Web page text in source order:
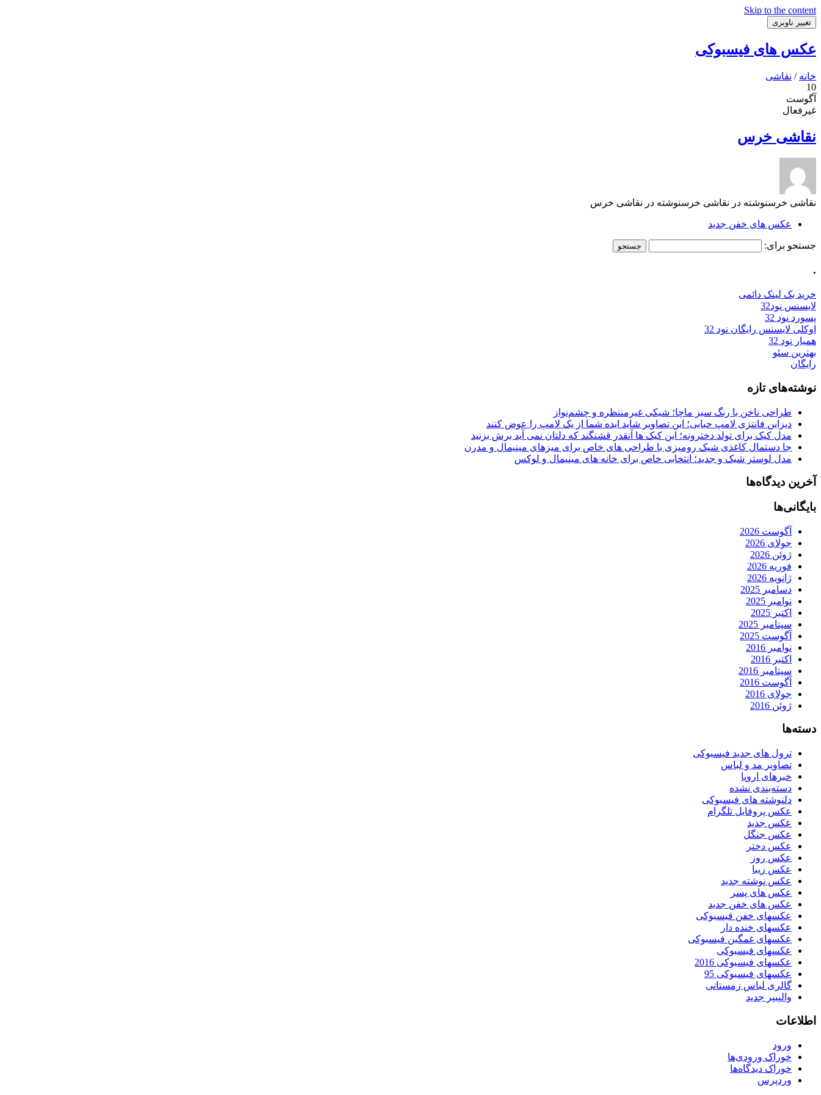
Skip to the content
تغییر ناوبری
عکس های فیسبوکی
خانه / نقاشی
10
آگوست
غیرفعال
نقاشی خرس
نقاشی خرسنوشته در نقاشی خرسنوشته در نقاشی خرس
عکس های خفن جدید
جستجو برای:
.
خرید بک لینک دائمی
لایسنس نود32
پسورد نود 32
اوکلی لایسنس رایگان نود 32
همیار نود 32
بهترین سئو
رایگان
نوشته‌های تازه
طراحی ناخن با رنگ سبز ماچا؛ شیکی غیرمنتظره و چشم‌نواز
دیزاین فانتزی لامپ حبابی؛ این تصاویر شاید ایده شما از یک لامپ را عوض کنند
مدل کیک برای تولد دخترونه؛ این کیک ها آنقدر قشنگند که دلتان نمی آید برش بزنید
جا دستمال کاغذی شیک رومیزی با طراحی های خاص برای میزهای مینیمال و مدرن
مدل لوستر شیک و جدید؛ انتخابی خاص برای خانه های مینیمال و لوکس
آخرین دیدگاه‌ها
بایگانی‌ها
آگوست 2026
جولای 2026
ژوئن 2026
فوریه 2026
ژانویه 2026
دسامبر 2025
نوامبر 2025
اکتبر 2025
سپتامبر 2025
آگوست 2025
نوامبر 2016
اکتبر 2016
سپتامبر 2016
آگوست 2016
جولای 2016
ژوئن 2016
دسته‌ها
ترول های جدید فیسبوکی
تصاویر مد و لباس
خبرهای اروپا
دسته‌بندی نشده
دلنوشته های فیسبوکی
عکس پروفایل تلگرام
عکس جدید
عکس جنگل
عکس دختر
عکس روز
عکس زیبا
عکس نوشته جدید
عکس های پسر
عکس های خفن جدید
عکسهای خفن فیسبوکی
عکسهای خنده دار
عکسهای غمگین فیسبوکی
عکسهای فیسبوکی
عکسهای فیسبوکی 2016
عکسهای فیسبوکی 95
گالری لباس زمستانی
والپیپر جدید
اطلاعات
ورود
خوراک ورودی‌ها
خوراک دیدگاه‌ها
وردپرس